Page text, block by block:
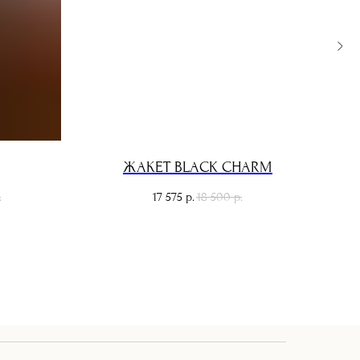
ЖАКЕТ BLACK CHARM
17 575 р.18 500 р.